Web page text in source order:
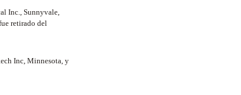
Inc., Sunnyvale,
retirado del
Inc, Minnesota, y